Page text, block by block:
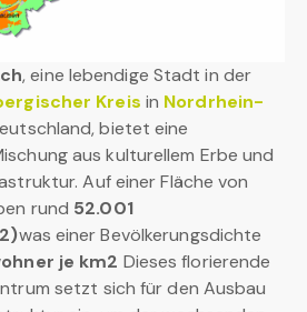
, eine lebendige Stadt in der
Kreis in Nordrhein-
bietet eine
aus kulturellem Erbe und
Auf einer Fläche von
rund 52.001
was einer Bevölkerungsdichte
je km2 Dieses florierende
setzt sich für den Ausbau